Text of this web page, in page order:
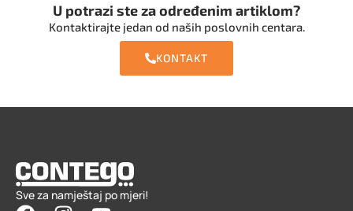
U potrazi ste za određenim artiklom?
Kontaktirajte jedan od naših poslovnih centara.
KONTAKT
Sve za namještaj po mjeri!